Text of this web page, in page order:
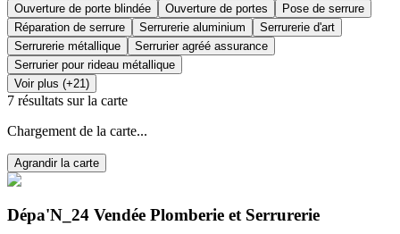
Ouverture de porte blindée
Ouverture de portes
Pose de serrure
Réparation de serrure
Serrurerie aluminium
Serrurerie d'art
Serrurerie métallique
Serrurier agréé assurance
Serrurier pour rideau métallique
Voir plus (+21)
7 résultats sur la carte
Chargement de la carte...
Agrandir la carte
Dépa'N_24 Vendée Plomberie et Serrurerie